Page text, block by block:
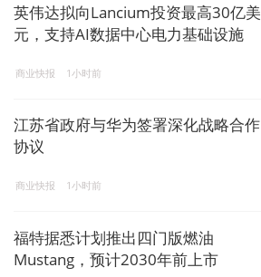
英伟达拟向Lancium投资最高30亿美
元，支持AI数据中心电力基础设施
商业快报 1小时前
江苏省政府与华为签署深化战略合作
协议
商业快报 1小时前
福特据悉计划推出四门版燃油
Mustang，预计2030年前上市